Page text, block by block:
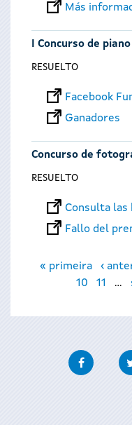
Más
I Concurso de
RESUELTO
Facebook
Ganadores
Concurso de
RESUELTO
Consulta las
Fallo del
Páginas
« primeira ‹
10
11 …